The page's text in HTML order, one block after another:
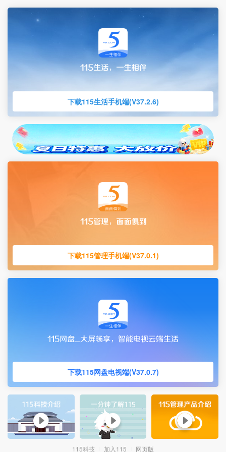
下载115生活手机端(V37.2.6)
下载115管理手机端(V37.0.1)
下载115网盘电视端(V37.0.7)
115科技 加入115 网页版